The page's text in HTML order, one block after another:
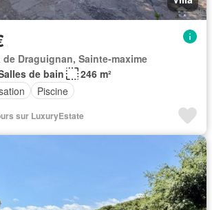
Draguignan, Sainte-maxime
de bain
246 m²
Piscine
sur LuxuryEstate